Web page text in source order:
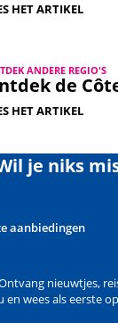
HET ARTIKEL
ANDERE REGIO'S
de
HET ARTIKEL
je niks
aanbiedingen
nieuwtjes,
en wees als eerste